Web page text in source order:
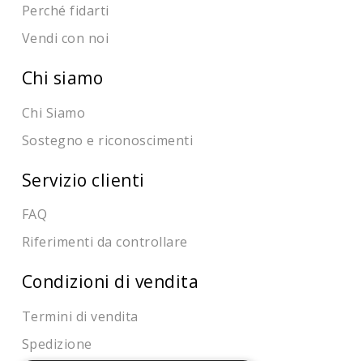
Perché fidarti
Vendi con noi
Chi siamo
Chi Siamo
Sostegno e riconoscimenti
Servizio clienti
FAQ
Riferimenti da controllare
Condizioni di vendita
Termini di vendita
Spedizione